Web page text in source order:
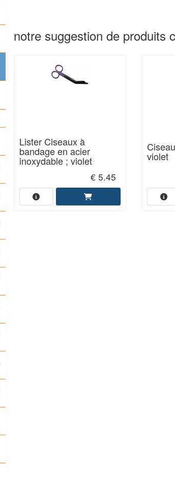
notre suggestion de produits
Lister Ciseaux à
bandage en acier
inoxydable ; violet
€ 5.45
violet